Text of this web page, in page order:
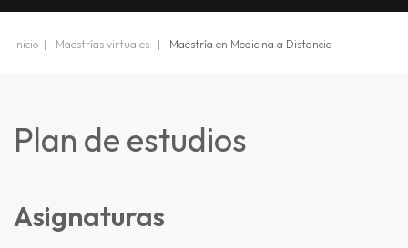
Inicio Maestrías virtuales: Maestría en Medicina a Distancia
Plan de estudios
Asignaturas